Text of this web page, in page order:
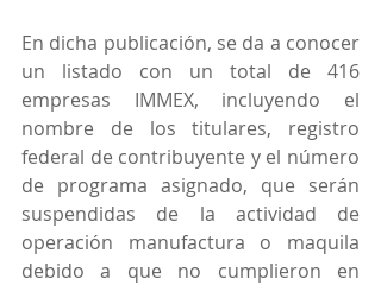
En dicha publicación, se da a conocer
un listado con un total de 416
empresas IMMEX, incluyendo el
nombre de los titulares, registro
federal de contribuyente y el número
de programa asignado, que serán
suspendidas de la actividad de
operación manufactura o maquila
debido a que no cumplieron en